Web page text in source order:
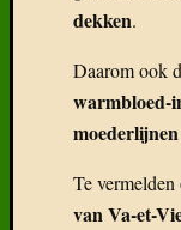
dekken.
Daarom ook
warmbloed-
moederlijnen
Te vermelden
van Va-et-